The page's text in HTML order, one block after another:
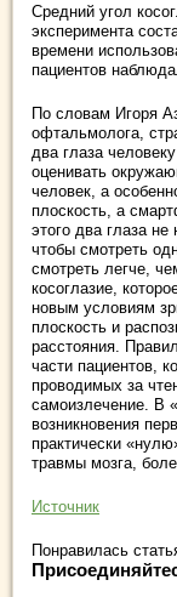
Средний угол
эксперимента
времени
пациентов
По словам Игоря
офтальмолога,
два глаза
оценивать
человек, а
плоскость, а
этого два глаза
чтобы смотреть
смотреть легче,
косоглазие,
новым условиям
плоскость и
расстояния.
части пациентов,
проводимых за
самоизлечение. В
возникновения
практически
травмы мозга,
Источник
Понравилась